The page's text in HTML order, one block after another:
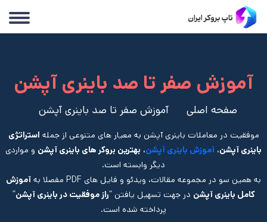
آموزش صفر تا صد باینری آپشن
صفحه اصلی آموزش صفر تا صد باینری آپشن
موفقیت در معاملات باینری آپشن به معیار های متنوعی از جمله استراتژی
باینری آپشن، آموزش باینری آپشن، بهترین بروکر های باینری آپشن و مواردی
دیگر وابسته است.
به همین سو در مجموعه مقالات، ویدئو و فایل های PDF مفصلا به
آموزش
کامل باینری آپشن در جهت تسهیل یافتن “راز موفقیت در باینری آپشن”
پرداخته شده است.